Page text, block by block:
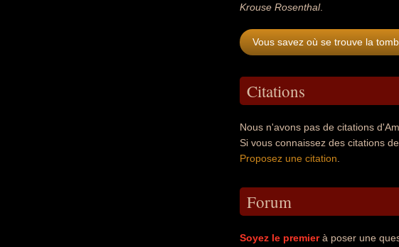
Krouse Rosenthal.
Vous savez où se trouve la
Citations
Nous n'avons pas de citations
Si vous connaissez des citations
Proposez une citation
Forum
Soyez le premierà poser une